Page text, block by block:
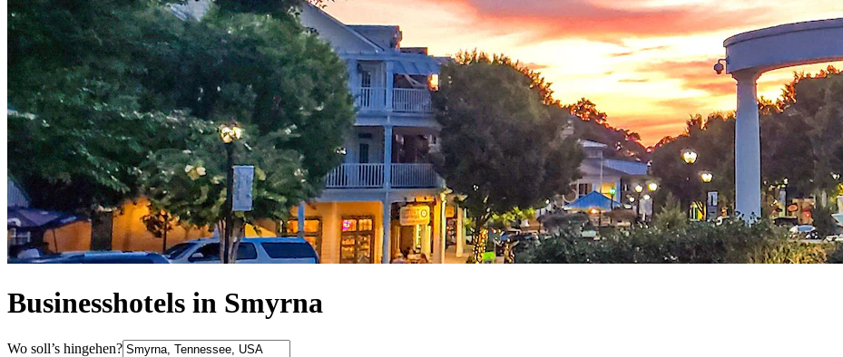
Businesshotels in Smyrna
Wo soll’s hingehen?